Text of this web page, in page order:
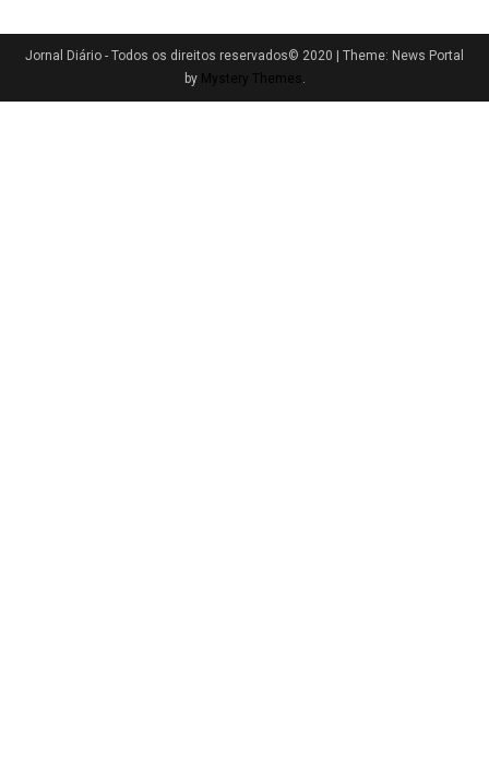
Jornal Diário - Todos os direitos reservados© 2020
Theme: News Portal
by Mystery Themes .